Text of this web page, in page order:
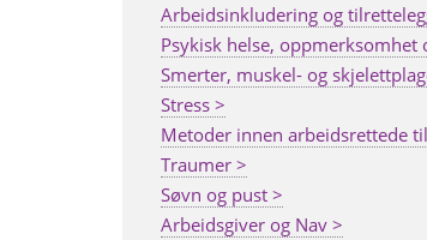
Arbeidsinkludering og
Psykisk helse, oppmerksomhet
Smerter, muskel- og
Stress >
Metoder innen arbeidsrettede
Traumer >
Søvn og pust >
Arbeidsgiver og Nav >